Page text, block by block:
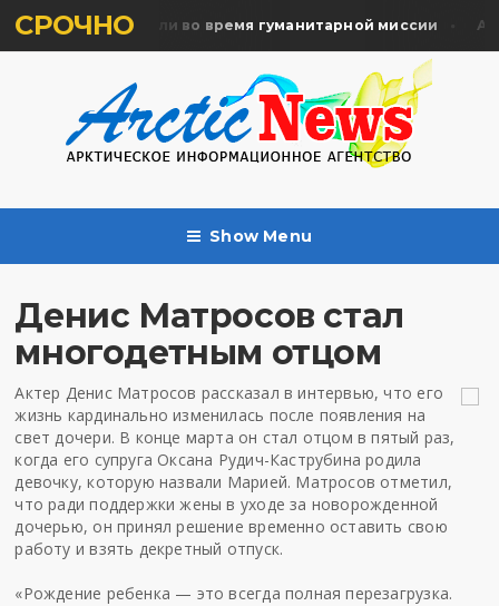
СРОЧНО
жертв почтили во время гуманитарной миссии
Show Menu
Денис Матросов стал
многодетным отцом
Актер Денис Матросов рассказал в интервью, что его
жизнь кардинально изменилась после появления на
свет дочери. В конце марта он стал отцом в пятый раз,
когда его супруга Оксана Рудич-Каструбина родила
девочку, которую назвали Марией. Матросов отметил,
что ради поддержки жены в уходе за новорожденной
дочерью, он принял решение временно оставить свою
работу и взять декретный отпуск.
«Рождение ребенка — это всегда полная перезагрузка.